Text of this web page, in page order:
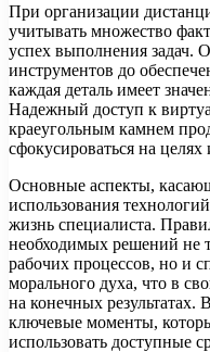
При организации
учитывать множество
успех выполнения задач.
инструментов до
каждая деталь имеет
Надежный доступ к
краеугольным камнем
сфокусироваться на
Основные аспекты,
использования
жизнь специалиста.
необходимых решений не
рабочих процессов, но и
морального духа, что в
на конечных результатах.
ключевые моменты,
использовать доступные